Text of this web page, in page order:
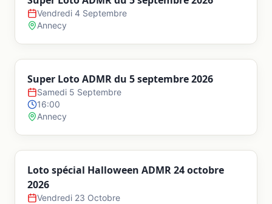
Vendredi 4 Septembre
Annecy
Super Loto ADMR du 5 septembre 2026
Samedi 5 Septembre
16:00
Annecy
Loto spécial Halloween ADMR 24 octobre
2026
Vendredi 23 Octobre